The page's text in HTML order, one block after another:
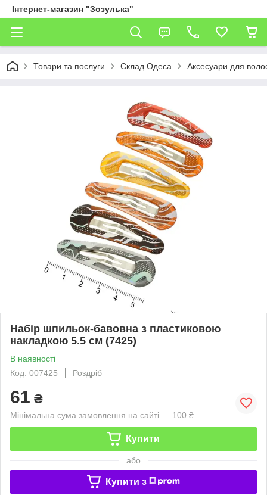
Інтернет-магазин "Зозулька"
Товари та послуги Склад Одеса Аксесуари для
Набір шпильок-бавовна з пластиковою
накладкою 5.5 см (7425)
В наявності
Код: 007425
Роздріб
61 ₴
Мінімальна сума замовлення на сайті — 100 ₴
Купити
або
Купити з